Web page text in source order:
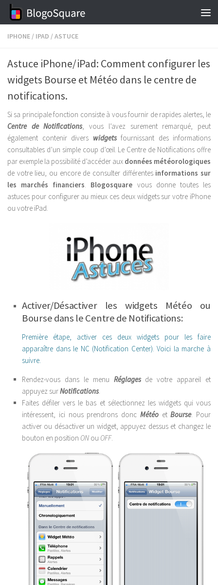
Skip to content
IPHONE / IPAD /ASTUCE
Astuce iPhone/iPad: Comment configurer les
widgets Bourse et Météo dans le centre de
notifications.
Si sa principale fonction consiste à vous fournir de rapides alertes, le
Centre de Notifications, vous l’avez surement remarqué, peut
également contenir divers widgets fournissant des informations
consultables d’un simple coup d’œil. Le Centre de Notifications offre
par exemple la possibilité d’accéder aux données météorologiques
de votre lieu, ou encore de consulter différentes informations sur
les marchés financiers. Blogosquare vous donne toutes les
astuces pour configurer au mieux ces deux widgets sur votre iPhone
ou votre iPad.
Activer/Désactiver les widgets Météo ou
Bourse dans le Centre de Notifications:
Première étape, activer ces deux widgets pour les faire
apparaître dans le NC (Notification Center). Voici la marche à
suivre.
Rendez-vous dans le menu Réglages de votre appareil et
appuyez surNotifications.
Faites défiler vers le bas et sélectionnez les widgets qui vous
intéressent, ici nous prendrons donc Météo etBourse. Pour
activer ou désactiver un widget, appuyez dessus et changez le
bouton en position ON ou OFF.